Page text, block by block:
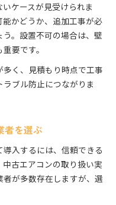
ケースが見受けられま
かどうか、追加工事が必
。設置不可の場合は、壁
要です。
く、見積もり時点で工事
ブル防止につながりま
者を選ぶ
入するには、信頼できる
古エアコンの取り扱い実
が多数存在しますが、選